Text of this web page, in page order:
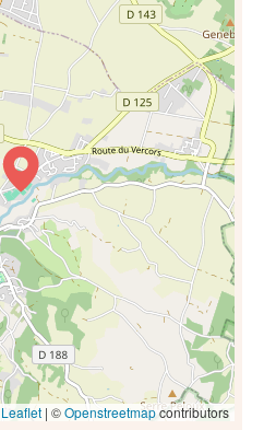
Leaflet| ©Openstreetmapcontributors